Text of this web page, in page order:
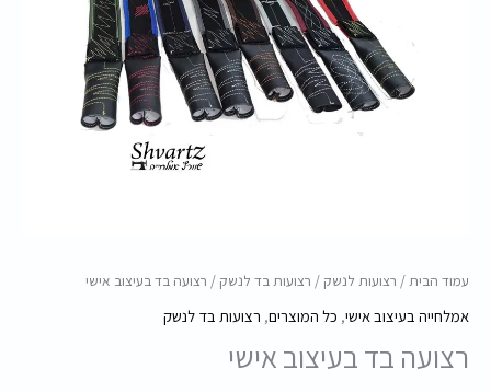
עמוד הבית/ רצועות לנשק / רצועות בד לנשק / רצועה בד בעיצוב אישי
אמלחייה בעיצוב אישי, כל המוצרים, רצועות בד לנשק
רצועה בד בעיצוב אישי